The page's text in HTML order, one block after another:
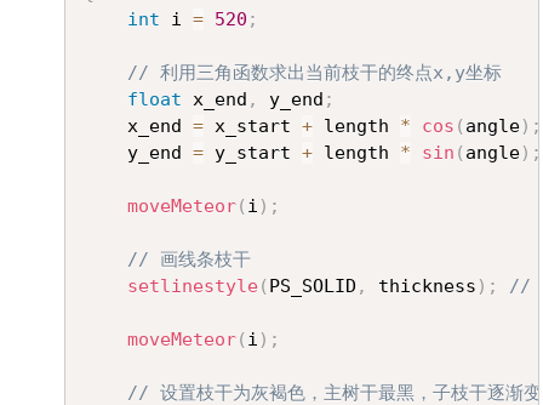
int i = 520 ;
// 利用三角函数求出当前枝干的终点x,y坐标
float x_end , y_end ;
	x_end
= x_start + length * cos ( angle) ;
	y_end
= y_start + length * sin ( angle) ;
moveMeteor( i ) ;
// 画线条枝干
setlinestyle( PS_SOLID , thickness ) ; //
moveMeteor( i ) ;
// 设置枝干为灰褐色，主树干最黑，子枝干逐渐